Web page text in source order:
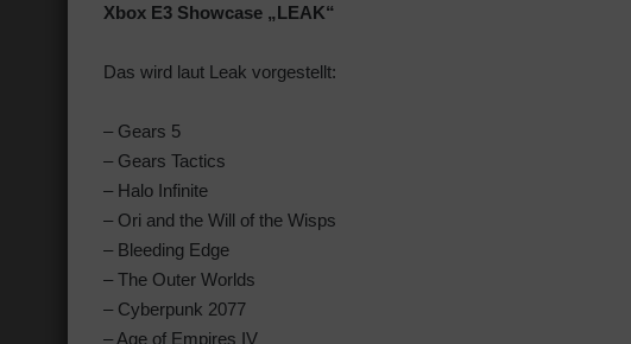
Xbox E3 Showcase „LEAK“
Das wird laut Leak vorgestellt:
– Gears 5
– Gears Tactics
– Halo Infinite
– Ori and the Will of the Wisps
– Bleeding Edge
– The Outer Worlds
– Cyberpunk 2077
– Age of Empires IV